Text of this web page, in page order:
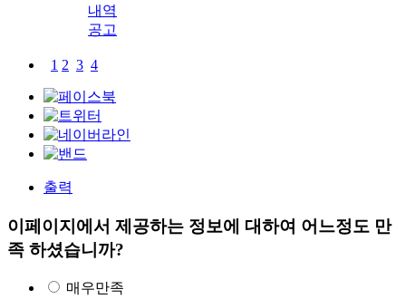
내역
공고
1 2 3 4
출력
이페이지에서 제공하는 정보에 대하여 어느정도 만
족 하셨습니까?
매우만족